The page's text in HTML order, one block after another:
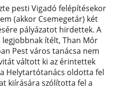
pesti Vigadó felépítésekor
(akkor Csemegetár) két
pályázatot hirdettek. A
ítélt, Than Mór
Pest város tanácsa nem
váltott ki az érintettek
Helytartótanács oldotta fel
kiírására szólította fel a